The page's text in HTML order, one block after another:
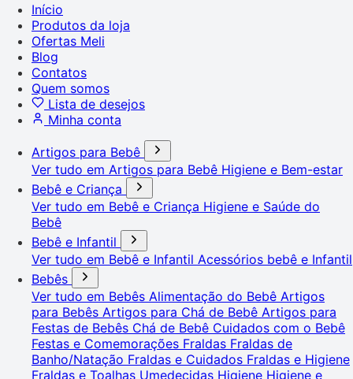
Início
Produtos da loja
Ofertas Meli
Blog
Contatos
Quem somos
Lista de desejos
Minha conta
Artigos para Bebê
Ver tudo em Artigos para Bebê Higiene e Bem-estar
Bebê e Criança
Ver tudo em Bebê e Criança Higiene e Saúde do
Bebê
Bebê e Infantil
Ver tudo em Bebê e Infantil Acessórios bebê e Infantil
Bebês
Ver tudo em Bebês Alimentação do Bebê Artigos
para Bebês Artigos para Chá de Bebê Artigos para
Festas de Bebês Chá de Bebê Cuidados com o Bebê
Festas e Comemorações Fraldas Fraldas de
Banho/Natação Fraldas e Cuidados Fraldas e Higiene
Fraldas e Toalhas Umedecidas Higiene Higiene e